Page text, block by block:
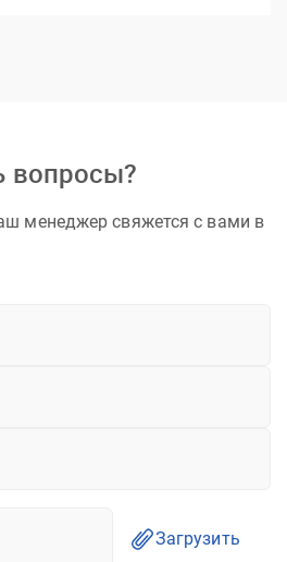
вопросы?
менеджер свяжется с вами в
Загрузить